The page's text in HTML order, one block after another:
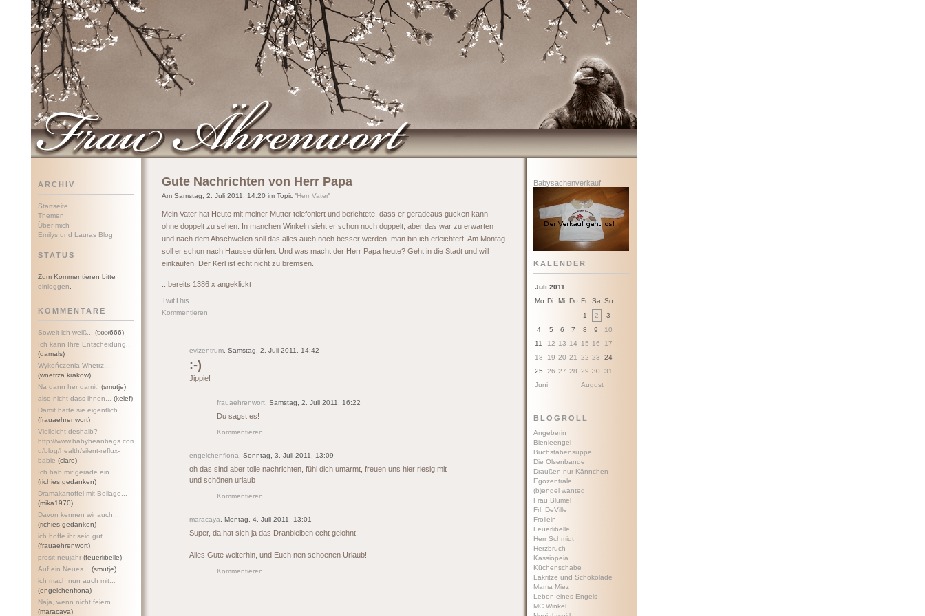
ARCHIV
Startseite
Themen
Über mich
Emilys und Lauras Blog
STATUS
Zum Kommentieren bitte
einloggen
KOMMENTARE
Soweit ich weiß...
(txxx666)
Ich kann Ihre Entscheidung...
(damals)
Wykończenia Wnętrz...
(wnetrza krakow)
Na dann her damit! (smutje)
also nicht dass ihnen...
(kelef)
Damit hatte sie eigentlich...
(frauaehrenwort)
Vielleicht deshalb?
http://www.babybeanbags.com.a
u/blog/health/silent-reflux-
babie (clare)
Ich hab mir gerade ein...
(richies gedanken)
Dramakartoffel mit Beilage...
(mika1970)
Davon kennen wir auch...
(richies gedanken)
ich hoffe ihr seid gut...
(frauaehrenwort)
prosit neujahr (feuerlibelle)
Auf ein Neues...
(smutje)
ich mach nun auch mit...
(engelchenfiona)
Naja, wenn nicht feiern...
(maracaya)
Gute Nachrichten von Herr Papa
Am Samstag, 2. Juli 2011, 14:20 im Topic 'Herr Vater'
Mein Vater hat Heute mit meiner Mutter telefoniert und berichtete, dass er geradeaus gucken kann
ohne doppelt zu sehen. In manchen Winkeln sieht er schon noch doppelt, aber das war zu erwarten
und nach dem Abschwellen soll das alles auch noch besser werden. man bin ich erleichtert. Am Montag
soll er schon nach Hausse dürfen. Und was macht der Herr Papa heute? Geht in die Stadt und will
einkaufen. Der Kerl ist echt nicht zu bremsen.
...bereits 1386 x angeklickt
TwitThis
Kommentieren
evizentrum , Samstag, 2. Juli 2011, 14:42
:-)
Jippie!
frauaehrenwort , Samstag, 2. Juli 2011, 16:22
Du sagst es!
Kommentieren
engelchenfiona , Sonntag, 3. Juli 2011, 13:09
oh das sind aber tolle nachrichten, fühl dich umarmt, freuen uns hier riesig mit
und schönen urlaub
Kommentieren
maracaya , Montag, 4. Juli 2011, 13:01
Super, da hat sich ja das Dranbleiben echt gelohnt!
Alles Gute weiterhin, und Euch nen schoenen Urlaub!
Kommentieren
Babysachenverkauf
KALENDER
Juli 2011
Mo Di Mi Do Fr Sa So
1
2
3
4
5 6 7 8 9
10
11
12 13 14 15 16
17
18
19 20 21 22 23
24
25
26 27 28 29 30
31
Juni
August
BLOGROLL
Angeberin
Bienieengel
Buchstabensuppe
Die Olsenbande
Draußen nur Kännchen
Egozentrale
(b)engel wanted
Frau Blümel
Frl. DeVille
Frollein
Feuerlibelle
Herr Schmidt
Herzbruch
Kassiopeia
Küchenschabe
Lakritze und Schokolade
Mama Miez
Leben eines Engels
MC Winkel